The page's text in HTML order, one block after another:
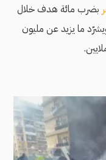
بضرب مائة هدف خلال
ما يزيد عن 300 لبناني، ويشرّد ما يزيد عن مليون